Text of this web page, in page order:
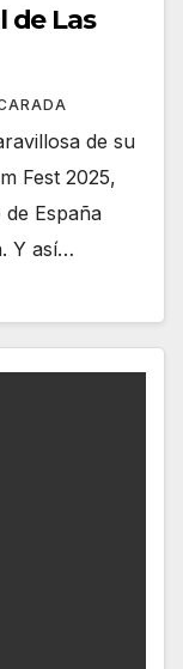
de Las
de su
Fest 2025,
España
Y así…